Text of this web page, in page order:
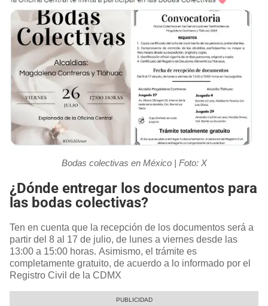
Bodas colectivas en México | Foto: X
¿Dónde entregar los documentos para
las bodas colectivas?
Ten en cuenta que la recepción de los documentos será a
partir del 8 al 17 de julio, de lunes a viernes desde las
13:00 a 15:00 horas. Asimismo, el trámite es
completamente gratuito, de acuerdo a lo informado por el
Registro Civil de la CDMX